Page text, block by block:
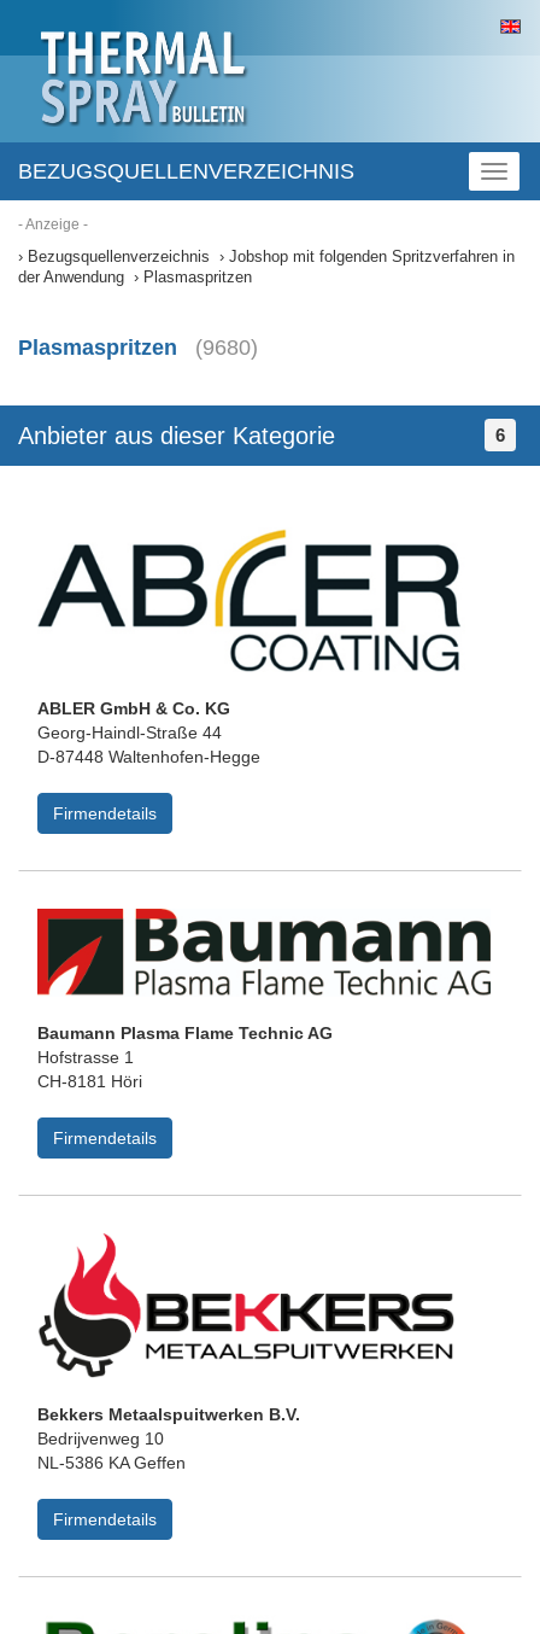
BEZUGSQUELLENVERZEICHNIS
- Anzeige -
Bezugsquellenverzeichnis
Jobshop mit folgenden Spritzverfahren in
der Anwendung
Plasmaspritzen
Plasmaspritzen (9680)
Anbieter aus dieser Kategorie 6
ABLER GmbH & Co. KG
Georg-Haindl-Straße 44
D-87448 Waltenhofen-Hegge
Firmendetails
Baumann Plasma Flame Technic AG
Hofstrasse 1
CH-8181 Höri
Firmendetails
Bekkers Metaalspuitwerken B.V.
Bedrijvenweg 10
NL-5386 KA Geffen
Firmendetails